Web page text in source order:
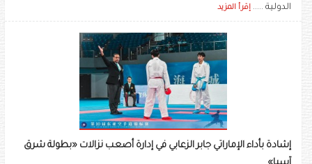
الدولية ..... إقرأ المزيد
إشادة بأداء الإماراتي جابر الزعابي في إدارة أصعب نزالات «بطولة شرق